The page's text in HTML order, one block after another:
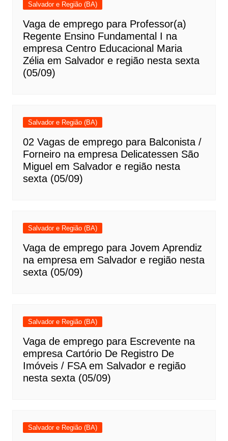
Salvador e Região (BA)
Vaga de emprego para Professor(a)
Regente Ensino Fundamental I na
empresa Centro Educacional Maria
Zélia em Salvador e região nesta sexta
(05/09)
Salvador e Região (BA)
02 Vagas de emprego para Balconista /
Forneiro na empresa Delicatessen São
Miguel em Salvador e região nesta
sexta (05/09)
Salvador e Região (BA)
Vaga de emprego para Jovem Aprendiz
na empresa em Salvador e região nesta
sexta (05/09)
Salvador e Região (BA)
Vaga de emprego para Escrevente na
empresa Cartório De Registro De
Imóveis / FSA em Salvador e região
nesta sexta (05/09)
Salvador e Região (BA)